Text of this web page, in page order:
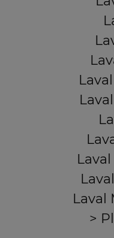
Laval
>